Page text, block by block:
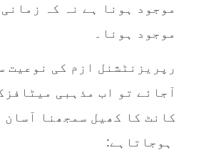
موجود ہونا ہے نہ کہ
موجود ہونا۔
رپریزنٹشنل ازم کی نوعیت
آجائے تو اب مذہبی
کانٹ کا کھیل سمجھنا آسان
ہوجاتاہے: